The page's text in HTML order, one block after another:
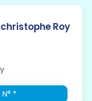
Roy
*